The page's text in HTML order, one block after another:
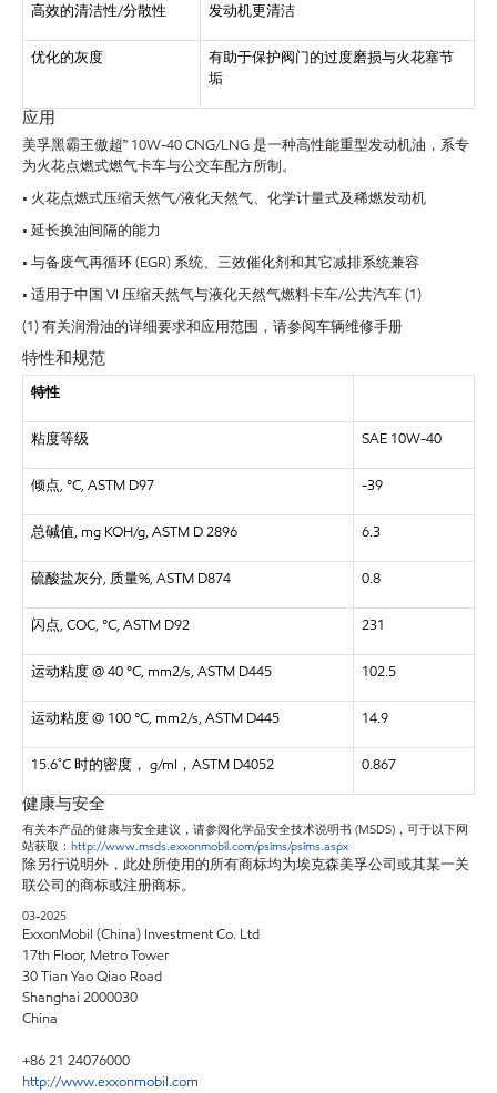
高效的清洁性/分散性 发动机更清洁
优化的灰度
有助于保护阀门的过度磨损与火花塞节
垢
应用
美孚黑霸王傲超™ 10W-40 CNG/LNG 是一种高性能重型发动机油，系专
为火花点燃式燃气卡车与公交车配方所制。
• 火花点燃式压缩天然气/液化天然气、化学计量式及稀燃发动机
• 延长换油间隔的能力
• 与备废气再循环 (EGR) 系统、三效催化剂和其它减排系统兼容
• 适用于中国 VI 压缩天然气与液化天然气燃料卡车/公共汽车 (1)
(1) 有关润滑油的详细要求和应用范围，请参阅车辆维修手册
特性和规范
特性
粘度等级 SAE 10W-40
倾点, °C, ASTM D97 -39
总碱值, mg KOH/g, ASTM D 2896 6.3
硫酸盐灰分, 质量%, ASTM D874 0.8
闪点, COC, °C, ASTM D92 231
运动粘度 @ 40 °C, mm2/s, ASTM D445 102.5
运动粘度 @ 100 °C, mm2/s, ASTM D445 14.9
15.6˚C 时的密度， g/ml，ASTM D4052 0.867
健康与安全
有关本产品的健康与安全建议，请参阅化学品安全技术说明书 (MSDS)，可于以下网
站获取： http://www.msds.exxonmobil.com/psims/psims.aspx
除另行说明外，此处所使用的所有商标均为埃克森美孚公司或其某一关
联公司的商标或注册商标。
03-2025
ExxonMobil (China) Investment Co. Ltd
17th Floor, Metro Tower
30 Tian Yao Qiao Road
Shanghai 2000030
China
+86 21 24076000
http://www.exxonmobil.com